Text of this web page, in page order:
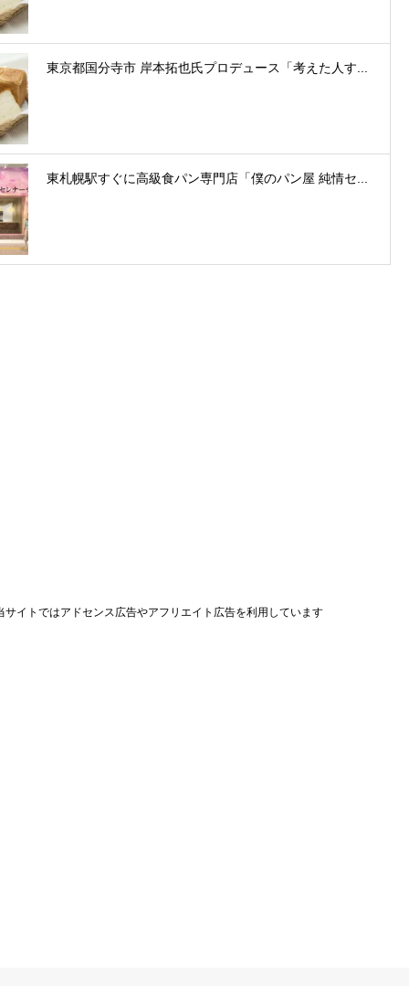
東京都国分寺市 岸本拓也氏プロデュース「考えた人す...
東札幌駅すぐに高級食パン専門店「僕のパン屋 純情セ...
サイトではアドセンス広告やアフリエイト広告を利用しています